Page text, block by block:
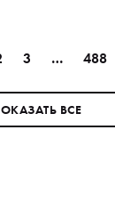
3 … 488
ВСЕ